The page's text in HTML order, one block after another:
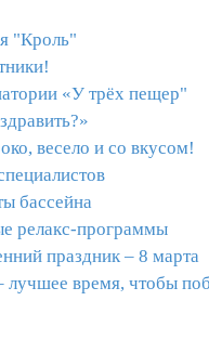
"Кроль"
«У трёх пещер"
весело и со вкусом!
бассейна
релакс-программы
праздник – 8 марта
время, чтобы